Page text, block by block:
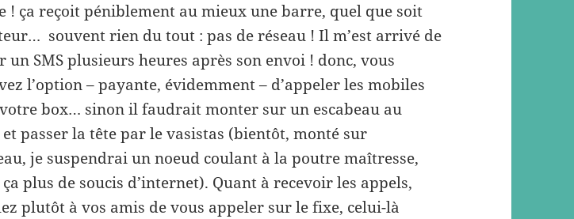
! ça reçoit péniblement au mieux une barre, quel que soit
souvent rien du tout : pas de réseau ! Il m’est arrivé de
un SMS plusieurs heures après son envoi ! donc, vous
l’option – payante, évidemment – d’appeler les mobiles
box… sinon il faudrait monter sur un escabeau au
passer la tête par le vasistas (bientôt, monté sur
je suspendrai un noeud coulant à la poutre maîtresse,
plus de soucis d’internet). Quant à recevoir les appels,
plutôt à vos amis de vous appeler sur le fixe, celui-là